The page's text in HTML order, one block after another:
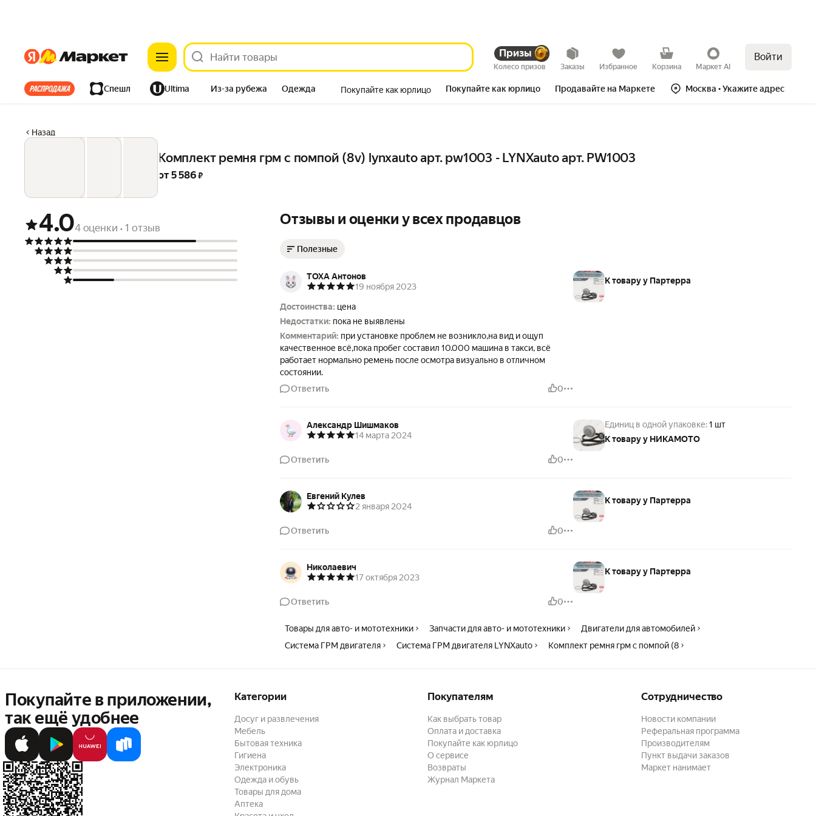
ЯндексЯндекс Призы
Колесо призов Заказы Избранное Корзина Маркет AI
Войти
Все хиты Спешл Ultima Из-за рубежа Одежда Покупайте как юрлицо Покупайте как юрлицо Продавайте на Маркете Москва • Укажите адрес
Назад
Комплект ремня грм с помпой (8v) lynxauto арт. pw1003 - LYNXauto арт. PW1003
от 5 586 ₽
4.04 оценки • 1 отзыв Отзывы и оценки у всех продавцов
Полезные
TOXA Антонов
19 ноября 2023
Достоинства: цена
Недостатки: пока не выявлены
Комментарий: при установке проблем не возникло,на вид и ощуп
качественное всё,пока пробег составил 10.000 машина в такси, всё
работает нормально ремень после осмотра визуально в отличном
состоянии.
Ответить
0
К товару у Партерра
Александр Шишмаков
14 марта 2024
Ответить 0
Единиц в одной упаковке:1 шт
К товару у НИКАМОТО
Евгений Кулев
2 января 2024
Ответить 0
К товару у Партерра
Николаевич
17 октября 2023
Ответить 0
К товару у Партерра
Товары для авто- и мототехники Запчасти для авто- и мототехники
Двигатели для автомобилей
Система ГРМ двигателя
Система ГРМ двигателя LYNXauto Комплект ремня грм с помпой (8
Покупайте в приложении,
так ещё удобнее
Категории
Досуг и развлечения
Мебель
Бытовая техника
Гигиена
Электроника
Одежда и обувь
Товары для дома
Аптека
Покупателям
Как выбрать товар
Оплата и доставка
Покупайте как юрлицо
О сервисе
Возвраты
Журнал Маркета
Сотрудничество
Новости компании
Реферальная программа
Производителям
Пункт выдачи заказов
Маркет нанимает